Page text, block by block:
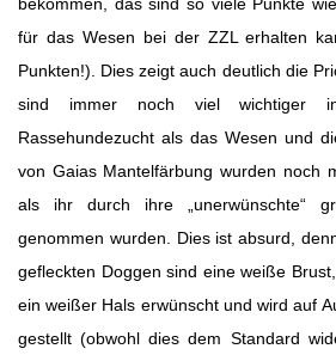
für das Wesen bei der ZZL erhalten
Punkten!). Dies zeigt auch deutlich die
sind immer noch viel wichtiger in
Rassehundezucht als das Wesen und
von Gaias Mantelfärbung wurden noch
als ihr durch ihre „unerwünschte“
genommen wurden. Dies ist absurd,
gefleckten Doggen sind eine weiße
ein weißer Hals erwünscht und wird auf
gestellt (obwohl dies dem Standard